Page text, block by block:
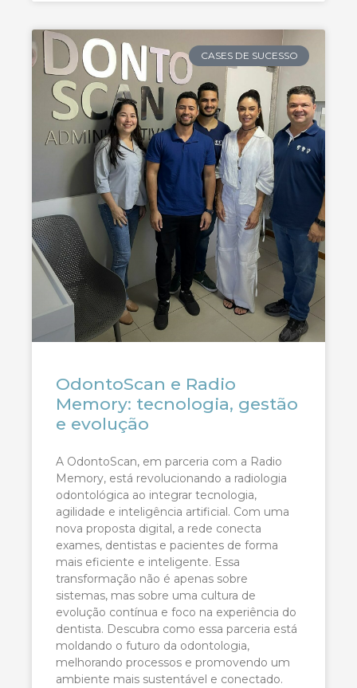
CASES DE SUCESSO
OdontoScan e Radio
Memory: tecnologia, gestão
e evolução
A OdontoScan, em parceria com a Radio
Memory, está revolucionando a radiologia
odontológica ao integrar tecnologia,
agilidade e inteligência artificial. Com uma
nova proposta digital, a rede conecta
exames, dentistas e pacientes de forma
mais eficiente e inteligente. Essa
transformação não é apenas sobre
sistemas, mas sobre uma cultura de
evolução contínua e foco na experiência do
dentista. Descubra como essa parceria está
moldando o futuro da odontologia,
melhorando processos e promovendo um
ambiente mais sustentável e conectado.